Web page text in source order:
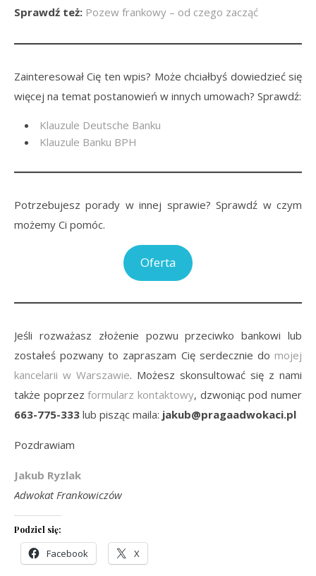
Sprawdź też: Pozew frankowy – od czego zacząć
Zainteresował Cię ten wpis? Może chciałbyś dowiedzieć się
więcej na temat postanowień w innych umowach? Sprawdź:
Klauzule Deutsche Banku
Klauzule Banku BPH
Potrzebujesz porady w innej sprawie? Sprawdź w czym
możemy Ci pomóc.
Oferta
Jeśli rozważasz złożenie pozwu przeciwko bankowi lub
zostałeś pozwany to zapraszam Cię serdecznie do mojej
kancelarii w Warszawie. Możesz skonsultować się z nami
także poprzezformularz kontaktowy, dzwoniąc pod numer
663-775-333 lub pisząc maila: jakub@pragaadwokaci.pl
Pozdrawiam
Jakub Ryzlak
Adwokat Frankowiczów
Podziel się:
Facebook X